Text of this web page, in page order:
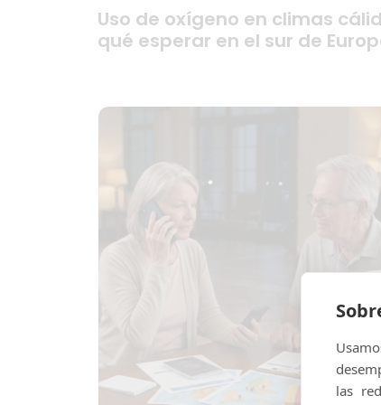
Uso de oxígeno en climas
qué esperar en el sur de
las